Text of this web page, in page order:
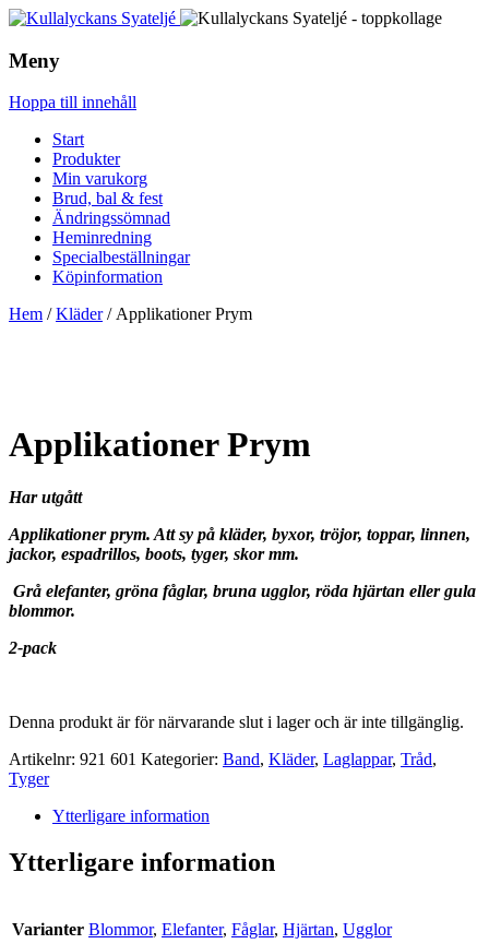
Meny
Hoppa till innehåll
Start
Produkter
Min varukorg
Brud, bal & fest
Ändringssömnad
Heminredning
Specialbeställningar
Köpinformation
Hem /Kläder/ Applikationer Prym
Applikationer Prym
Har utgått
Applikationer prym. Att sy på kläder, byxor, tröjor, toppar, linnen,
jackor, espadrillos, boots, tyger, skor mm.
Grå elefanter, gröna fåglar, bruna ugglor, röda hjärtan eller gula
blommor.
2-pack
Denna produkt är för närvarande slut i lager och är inte tillgänglig.
Artikelnr: 921 601 Kategorier: Band, Kläder, Laglappar, Tråd,
Tyger
Ytterligare information
Ytterligare information
Varianter Blommor, Elefanter, Fåglar, Hjärtan, Ugglor